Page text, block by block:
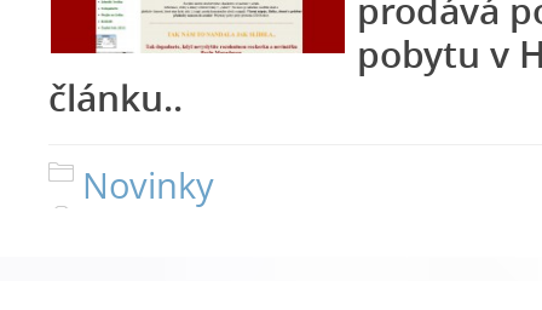
prodává
pobytu v
článku..
Novinky